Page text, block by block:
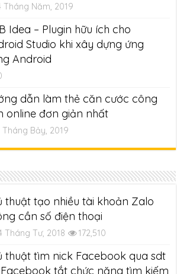
Tháng Năm, 2019
Idea – Plugin hữu ích cho
Studio khi xây dựng ứng
Android
dẫn làm thẻ căn cước công
online đơn giản nhất
Tháng Bảy, 2019
thuật tạo nhiều tài khoản Zalo
cần số điện thoại
Tháng Tư, 2018 172,510
thuật tìm nick Facebook qua sdt
tắt chức năng tìm kiếm